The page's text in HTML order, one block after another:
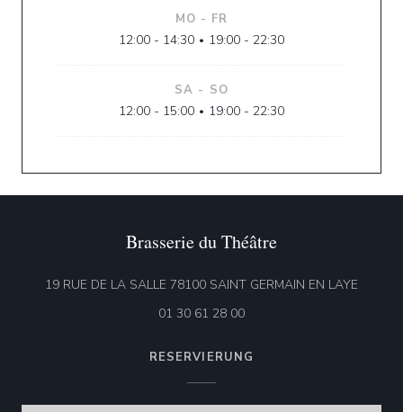
MO - FR
12:00 - 14:30 • 19:00 - 22:30
SA - SO
12:00 - 15:00 • 19:00 - 22:30
Brasserie du Théâtre
19 RUE DE LA SALLE 78100 SAINT GERMAIN EN LAYE
01 30 61 28 00
RESERVIERUNG